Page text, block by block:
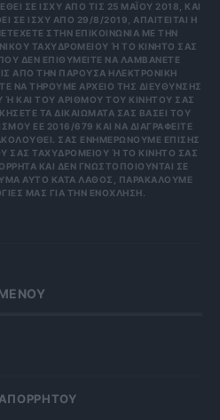
ΣΕ ΙΣΧΎ ΑΠΌ ΤΙΣ 25 ΜΑΪ́ΟΥ 2018, ΚΑΙ
ΣΕ ΙΣΧΎ ΑΠΌ 29/8/2019, ΑΠΑΙΤΕΊΤΑΙ Η
ΣΤΗΝ ΕΠΙΚΟΙΝΩΝΊΑ ΜΕ ΤΗΝ
ΤΑΧΥΔΡΟΜΕΊΟΥ Ή ΤΟ ΚΙΝΗΤΌ ΣΑΣ Τ
ΔΕΝ ΕΠΙΘΥΜΕΊΤΕ ΝΑ ΛΑΜΒΆΝΕΤΕ Μ
ΑΠΌ ΤΗΝ ΠΑΡΟΎΣΑ ΗΛΕΚΤΡΟΝΙΚΉ Δ
ΝΑ ΤΗΡΟΎΜΕ ΑΡΧΕΊΟ ΤΗΣ ΔΙΕΎΘΥΝΣΗΣ ΗΛ
ΤΟΥ ΑΡΙΘΜΟΎ ΤΟΥ ΚΙΝΗΤΟΎ ΣΑΣ ΤΗΛ
ΤΑ ΔΙΚΑΙΏΜΑΤΆ ΣΑΣ ΒΆΣΕΙ ΤΟΥ ΆΡΘ
2016/679 ΚΑΙ ΝΑ ΔΙΑΓΡΑΦΕΊΤΕ ΚΆΝ
ΣΑΣ ΕΝΗΜΕΡΏΝΟΥΜΕ ΕΠΊΣΗΣ ΌΤΙ
ΤΑΧΥΔΡΟΜΕΊΟΥ Ή ΤΟ ΚΙΝΗΤΌ ΣΑΣ ΤΗΛΈ
ΚΑΙ ΔΕΝ ΓΝΩΣΤΟΠΟΙΟΎΝΤΑΙ ΣΕ ΤΡΊΤ
ΚΑΤΆ ΛΆΘΟΣ, ΠΑΡΑΚΑΛΟΎΜΕ ΔΕΧΘ
ΜΑΣ ΓΙΑ ΤΗΝ ΕΝΌΧΛΗΣΗ.